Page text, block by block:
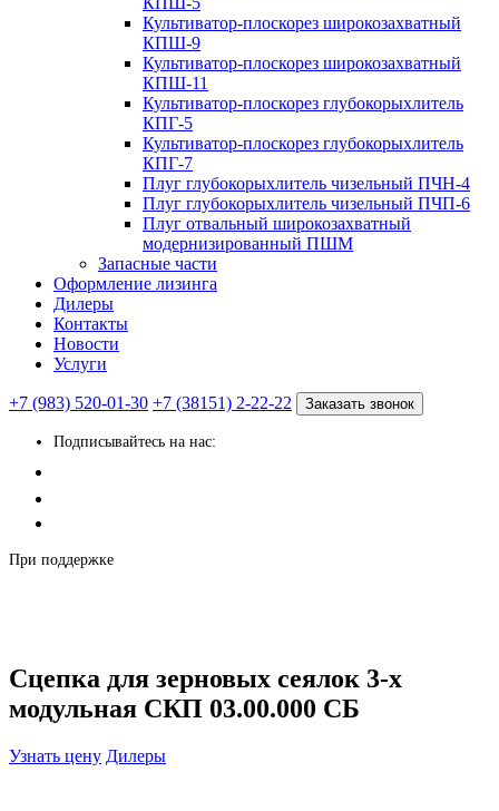
Культиватор-плоскорез широкозахватный
КПШ-9
Культиватор-плоскорез широкозахватный
КПШ-11
Культиватор-плоскорез глубокорыхлитель
КПГ-5
Культиватор-плоскорез глубокорыхлитель
КПГ-7
Плуг глубокорыхлитель чизельный ПЧН-4
Плуг глубокорыхлитель чизельный ПЧП-6
Плуг отвальный широкозахватный
модернизированный ПШМ
Запасные части
Оформление лизинга
Дилеры
Контакты
Новости
Услуги
+7 (983) 520-01-30 +7 (38151) 2-22-22 Заказать звонок
Подписывайтесь на нас:
При поддержке
Сцепка для зерновых сеялок 3-х
модульная СКП 03.00.000 СБ
Узнать цену Дилеры